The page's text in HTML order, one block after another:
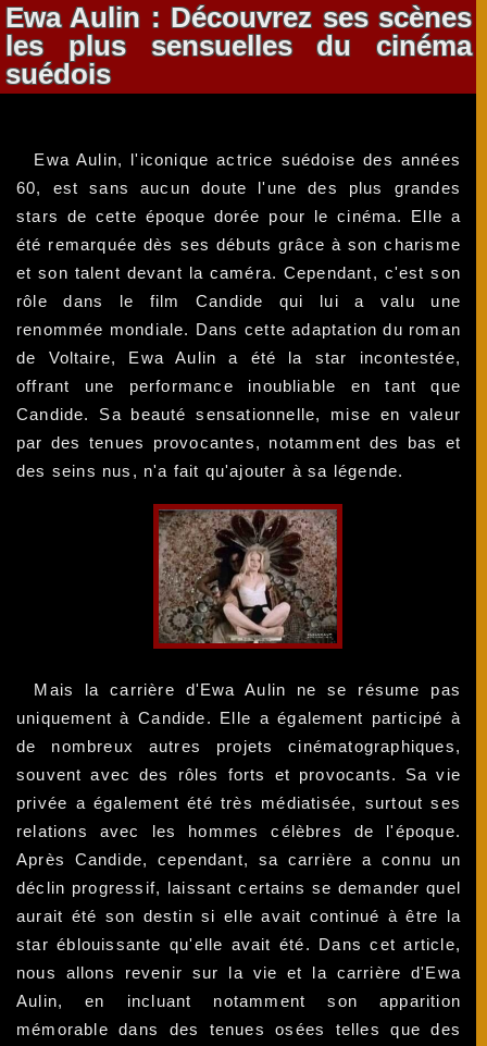
Ewa Aulin : Découvrez ses scènes
les plus sensuelles du cinéma
suédois
Ewa Aulin, l'iconique actrice suédoise des années
60, est sans aucun doute l'une des plus grandes
stars de cette époque dorée pour le cinéma. Elle a
été remarquée dès ses débuts grâce à son charisme
et son talent devant la caméra. Cependant, c'est son
rôle dans le film Candide qui lui a valu une
renommée mondiale. Dans cette adaptation du roman
de Voltaire, Ewa Aulin a été la star incontestée,
offrant une performance inoubliable en tant que
Candide. Sa beauté sensationnelle, mise en valeur
par des tenues provocantes, notamment des bas et
des seins nus, n'a fait qu'ajouter à sa légende.
Mais la carrière d'Ewa Aulin ne se résume pas
uniquement à Candide. Elle a également participé à
de nombreux autres projets cinématographiques,
souvent avec des rôles forts et provocants. Sa vie
privée a également été très médiatisée, surtout ses
relations avec les hommes célèbres de l'époque.
Après Candide, cependant, sa carrière a connu un
déclin progressif, laissant certains se demander quel
aurait été son destin si elle avait continué à être la
star éblouissante qu'elle avait été. Dans cet article,
nous allons revenir sur la vie et la carrière d'Ewa
Aulin, en incluant notamment son apparition
mémorable dans des tenues osées telles que des